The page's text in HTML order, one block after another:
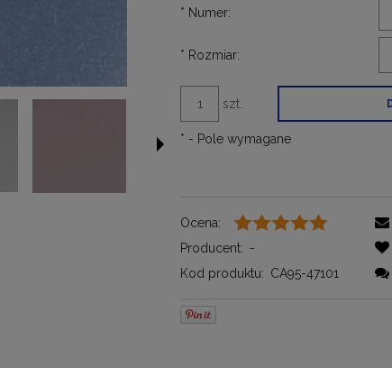
* Numer:
* Rozmiar:
szt.
* - Pole wymagane
Ocena:
Producent: -
Kod produktu: CA95-47101